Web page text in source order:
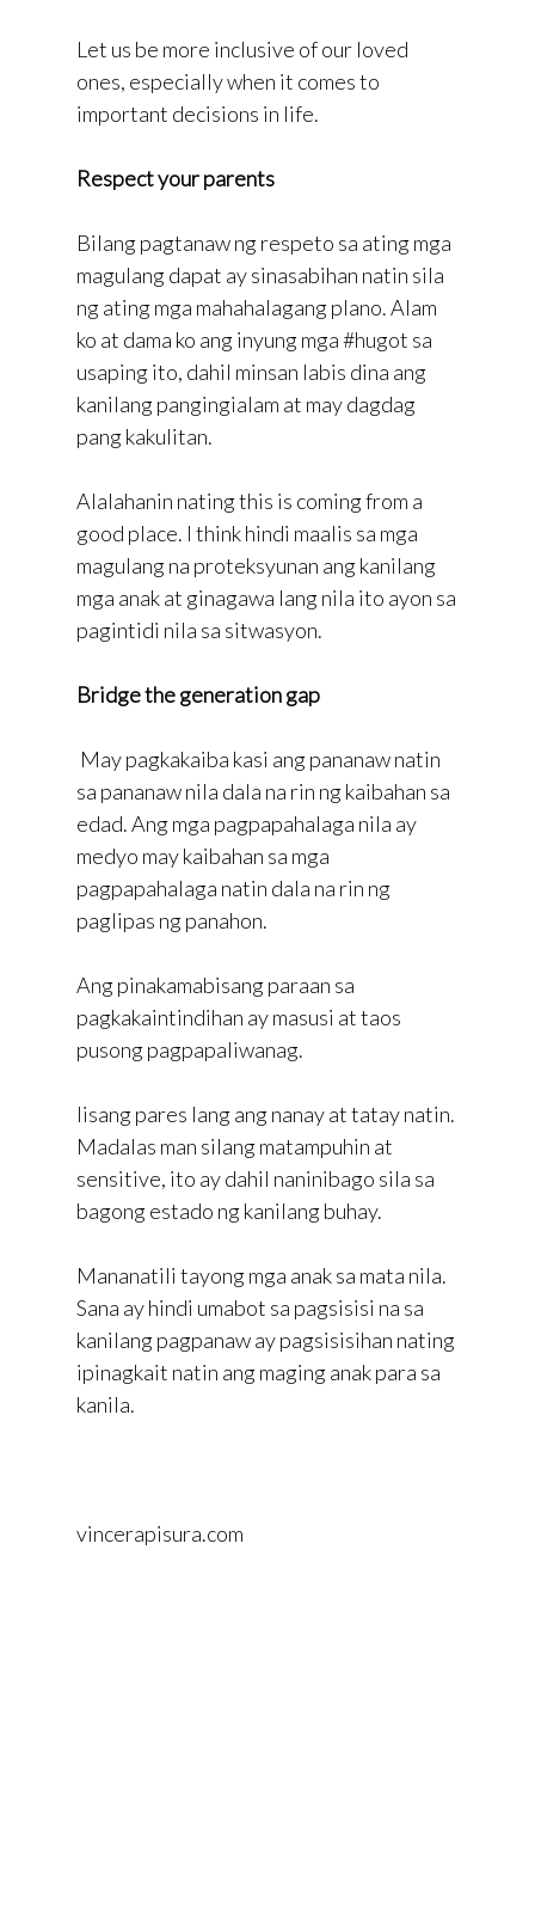
Let us be more inclusive of our loved
ones, especially when it comes to
important decisions in life.
Respect your parents
Bilang pagtanaw ng respeto sa ating mga
magulang dapat ay sinasabihan natin sila
ng ating mga mahahalagang plano. Alam
ko at dama ko ang inyung mga #hugot sa
usaping ito, dahil minsan labis dina ang
kanilang pangingialam at may dagdag
pang kakulitan.
Alalahanin nating this is coming from a
good place. I think hindi maalis sa mga
magulang na proteksyunan ang kanilang
mga anak at ginagawa lang nila ito ayon sa
pagintidi nila sa sitwasyon.
Bridge the generation gap
May pagkakaiba kasi ang pananaw natin
sa pananaw nila dala na rin ng kaibahan sa
edad. Ang mga pagpapahalaga nila ay
medyo may kaibahan sa mga
pagpapahalaga natin dala na rin ng
paglipas ng panahon.
Ang pinakamabisang paraan sa
pagkakaintindihan ay masusi at taos
pusong pagpapaliwanag.
Iisang pares lang ang nanay at tatay natin.
Madalas man silang matampuhin at
sensitive, ito ay dahil naninibago sila sa
bagong estado ng kanilang buhay.
Mananatili tayong mga anak sa mata nila.
Sana ay hindi umabot sa pagsisisi na sa
kanilang pagpanaw ay pagsisisihan nating
ipinagkait natin ang maging anak para sa
kanila.
vincerapisura.com